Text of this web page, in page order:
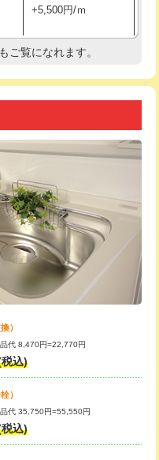
16,500円
22,000円
便
22,000円
3,300円
5,500円
止
5,500円
11,000円
44,000円
+5,500円/ｍ
現地調査
+3,300円
33,000円
8,800円
11,000円
22,000円
修
）
33,000円
ご覧になれます。
）
代 8,470円=22,770円
込)
）
代 35,750円=55,550円
込)